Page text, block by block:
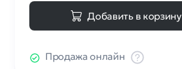
Добавить в корзину
Продажа онлайн